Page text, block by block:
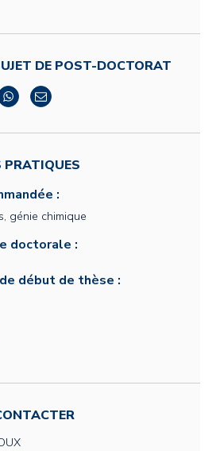
DE POST-DOCTORAT
:
génie chimique
doctorale :
début de thèse :